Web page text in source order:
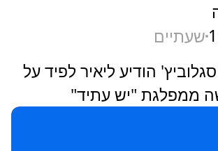
שעתיים
הודיע ליאיר לפיד על
ממפלגת "יש עתיד"